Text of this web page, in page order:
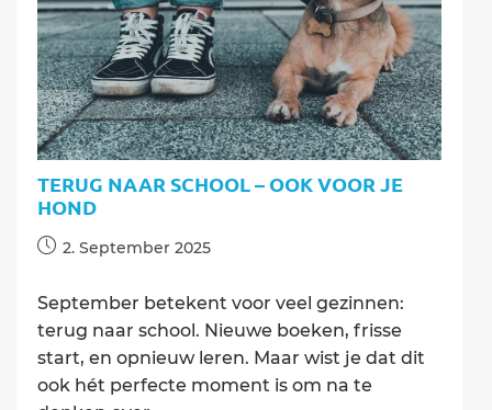
verzorgen
in
2026
TERUG NAAR SCHOOL – OOK VOOR JE
HOND
Post2. September 2025
September betekent voor veel gezinnen:
terug naar school. Nieuwe boeken, frisse
start, en opnieuw leren. Maar wist je dat dit
ook hét perfecte moment is om na te